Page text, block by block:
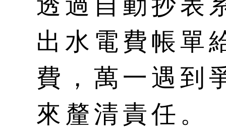
出水電費帳單
費，萬一遇到
來釐清責任。